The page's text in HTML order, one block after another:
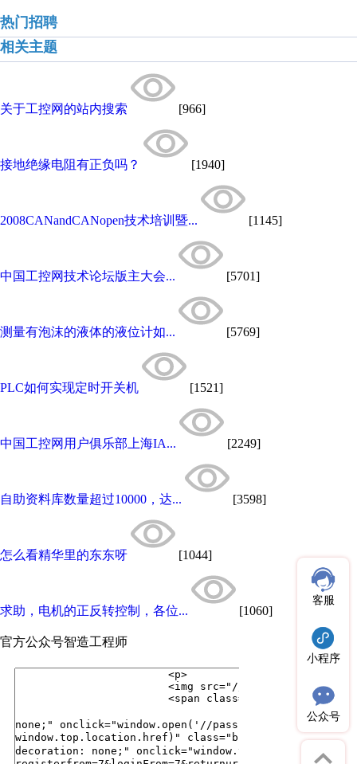
热门招聘
相关主题
关于工控网的站内搜索 [966]
接地绝缘电阻有正负吗？ [1940]
2008CANandCANopen技术培训暨... [1145]
中国工控网技术论坛版主大会... [5701]
测量有泡沫的液体的液位计如... [5769]
PLC如何实现定时开关机 [1521]
中国工控网用户俱乐部上海IA... [2249]
自助资料库数量超过10000，达... [3598]
怎么看精华里的东东呀 [1044]
求助，电机的正反转控制，各位... [1060]
官方公众号智造工程师
客服
小程序
公众号